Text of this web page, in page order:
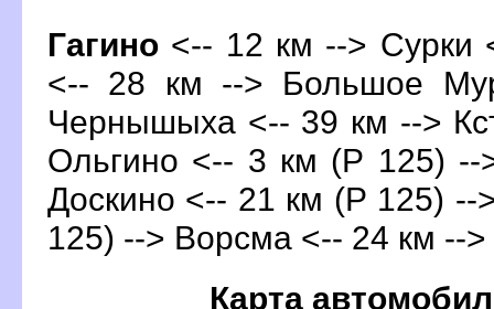
Гагино <-- 12 км --> Сурки
<-- 28 км --> Большое
Чернышыха <-- 39 км -->
Ольгино <-- 3 км (Р 125)
Доскино <-- 21 км (Р 125) --
125) --> Ворсма <-- 24 км -->
Карта